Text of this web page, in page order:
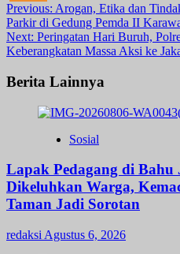
Post
navigation
Previous: Arogan, Etika dan
Parkir di Gedung Pemda II
Next: Peringatan Hari Buruh,
Keberangkatan Massa Aksi ke
Berita Lainnya
Sosial
Lapak Pedagang di
Dikeluhkan Warga,
Taman Jadi Sorotan
redaksi Agustus 6, 2026